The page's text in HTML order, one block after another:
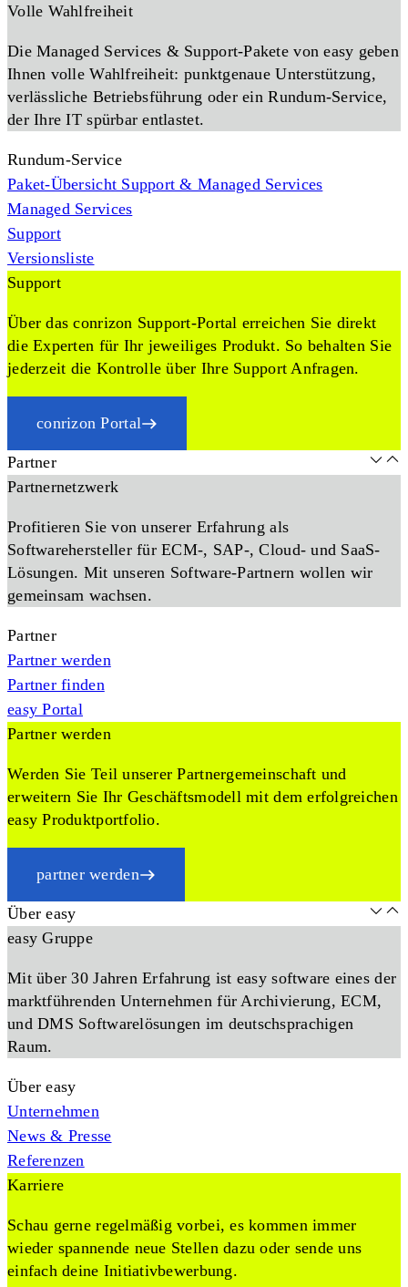
Volle Wahlfreiheit
Die Managed Services & Support-Pakete von easy geben
Ihnen volle Wahlfreiheit: punktgenaue Unterstützung,
verlässliche Betriebsführung oder ein Rundum-Service,
der Ihre IT spürbar entlastet.
Rundum-Service
Paket-Übersicht Support & Managed Services
Managed Services
Support
Versionsliste
Support
Über das conrizon Support-Portal erreichen Sie direkt
die Experten für Ihr jeweiliges Produkt. So behalten Sie
jederzeit die Kontrolle über Ihre Support Anfragen.
conrizon Portal
Partner
Partnernetzwerk
Profitieren Sie von unserer Erfahrung als
Softwarehersteller für ECM-, SAP-, Cloud- und SaaS-
Lösungen. Mit unseren Software-Partnern wollen wir
gemeinsam wachsen.
Partner
Partner werden
Partner finden
easy Portal
Partner werden
Werden Sie Teil unserer Partnergemeinschaft und
erweitern Sie Ihr Geschäftsmodell mit dem erfolgreichen
easy Produktportfolio.
partner werden
Über easy
easy Gruppe
Mit über 30 Jahren Erfahrung ist easy software eines der
marktführenden Unternehmen für Archivierung, ECM,
und DMS Softwarelösungen im deutschsprachigen
Raum.
Über easy
Unternehmen
News & Presse
Referenzen
Karriere
Schau gerne regelmäßig vorbei, es kommen immer
wieder spannende neue Stellen dazu oder sende uns
einfach deine Initiativbewerbung.